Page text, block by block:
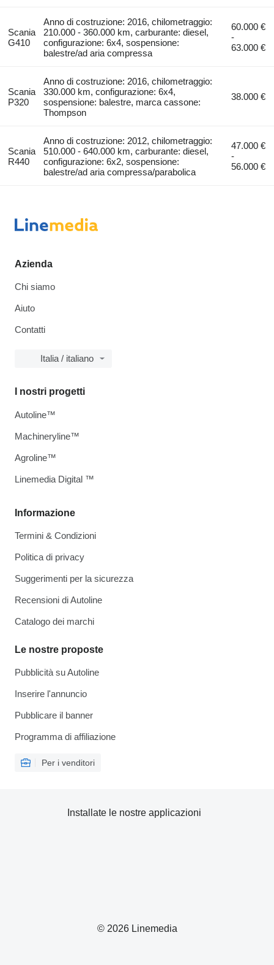
Scania
G410
Anno di costruzione: 2016, chilometraggio:
210.000 - 360.000 km, carburante: diesel,
configurazione: 6x4, sospensione:
balestre/ad aria compressa
60.000 €
-
63.000 €
Scania
P320
Anno di costruzione: 2016, chilometraggio:
330.000 km, configurazione: 6x4,
sospensione: balestre, marca cassone:
Thompson
38.000 €
Scania
R440
Anno di costruzione: 2012, chilometraggio:
510.000 - 640.000 km, carburante: diesel,
configurazione: 6x2, sospensione:
balestre/ad aria compressa/parabolica
47.000 €
-
56.000 €
Azienda
Chi siamo
Aiuto
Contatti
Italia / italiano
Informazione
Termini & Condizioni
Politica di privacy
Suggerimenti per la sicurezza
Recensioni di Autoline
Catalogo dei marchi
Le nostre proposte
Pubblicità su Autoline
Inserire l'annuncio
Pubblicare il banner
Programma di affiliazione
Per i venditori
I nostri progetti
Autoline™
Machineryline™
Agroline™
Linemedia Digital ™
© 2026 Linemedia
Installate le nostre applicazioni